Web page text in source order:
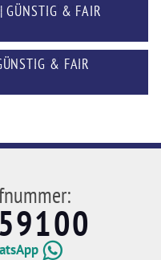
GÜNSTIG & FAIR
& FAIR